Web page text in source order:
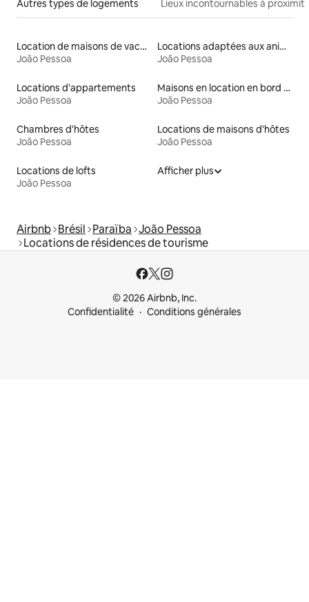
Autres types de logements Lieux incontournables à
Location de maisons de vacances
João Pessoa
Locations adaptées aux animaux
João Pessoa
Locations d'appartements
João Pessoa
Maisons en location en bord de mer
João Pessoa
Chambres d'hôtes
João Pessoa
Locations de maisons d'hôtes
João Pessoa
Locations de lofts
João Pessoa
Afficher plus
Airbnb Brésil Paraïba João Pessoa
Locations de résidences de tourisme
© 2026 Airbnb, Inc.
Confidentialité
Conditions générales